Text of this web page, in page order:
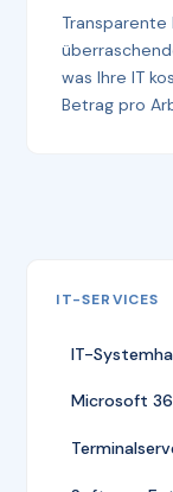
was Ihre IT
Betrag pro
IT-SERVICES
IT-
Microsoft